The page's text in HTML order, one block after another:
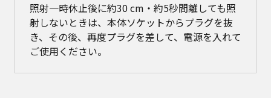
照射一時休止後に約30 cm・約5秒間離しても照
射しないときは、本体ソケットからプラグを抜
き、その後、再度プラグを差して、電源を入れて
ご使用ください。